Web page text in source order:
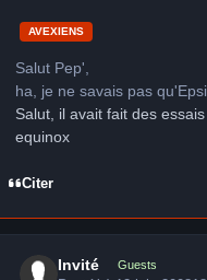
AVEXIENS
Salut Pep',
ha, je ne savais pas
Salut, il avait fait des
equinox
Citer
Invité Guests